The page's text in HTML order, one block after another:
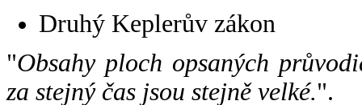
Druhý Keplerův zákon
"Obsahy ploch opsaných
za stejný čas jsou stejně velké.".